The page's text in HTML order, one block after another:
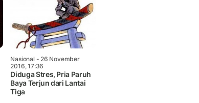
Nasional - 26 November
2016, 17:36
Diduga Stres, Pria Paruh
Baya Terjun dari Lantai
Tiga